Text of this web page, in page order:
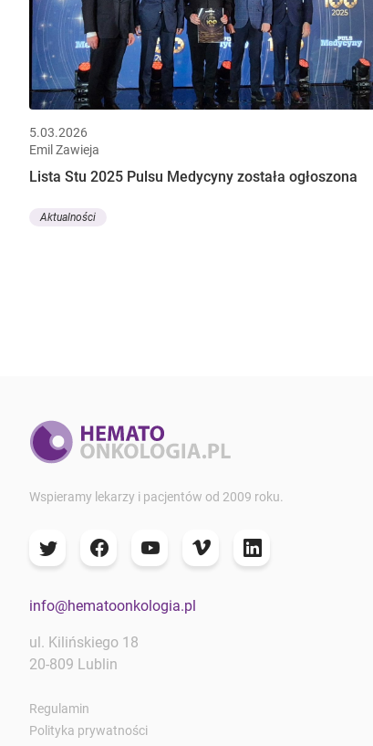
5.03.2026
Emil Zawieja
Lista Stu 2025 Pulsu Medycyny została ogłoszona
Aktualności
Wspieramy lekarzy i pacjentów od 2009 roku.
info@hematoonkologia.pl
ul. Kilińskiego 18
20-809 Lublin
Regulamin
Polityka prywatności